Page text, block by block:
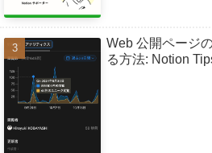
Web 公開ページ
る方法: Notion